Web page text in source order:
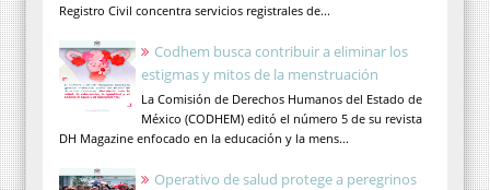
Registro Civil concentra servicios registrales de...
Codhem busca contribuir a eliminar los
estigmas y mitos de la menstruación
La Comisión de Derechos Humanos del Estado de
México (CODHEM) editó el número 5 de su revista
DH Magazine enfocado en la educación y la mens...
Operativo de salud protege a peregrinos